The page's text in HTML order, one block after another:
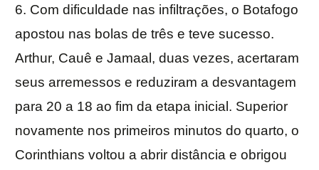
6. Com dificuldade nas infiltrações, o Botafogo
apostou nas bolas de três e teve sucesso.
Arthur, Cauê e Jamaal, duas vezes, acertaram
seus arremessos e reduziram a desvantagem
para 20 a 18 ao fim da etapa inicial. Superior
novamente nos primeiros minutos do quarto, o
Corinthians voltou a abrir distância e obrigou